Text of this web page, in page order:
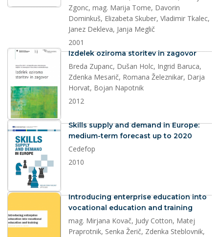
Zgonc, mag. Marija Tome, Davorin
Dominkuš, Elizabeta Skuber, Vladimir Tkalec,
Janez Dekleva, Janja Meglič
2001
dokument
Izdelek oziroma storitev in zagovor
Breda Zupanc, Dušan Holc, Ingrid Baruca,
Zdenka Mesarič, Romana Železnikar, Darja
Horvat, Bojan Napotnik
2012
dokument
Skills supply and demand in Europe:
medium-term forecast up to 2020
Cedefop
2010
dokument
Introducing enterprise education into
vocational education and training
mag. Mirjana Kovač, Judy Cotton, Matej
Praprotnik, Senka Žerič, Zdenka Steblovnik,